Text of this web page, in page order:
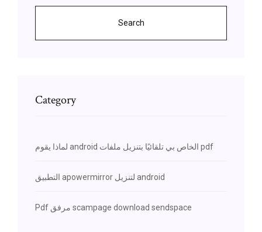
Search
Category
لماذا يقوم android الخاص بي تلقائيًا بتنزيل ملفات pdf
التطبيق apowermirror لتنزيل android
Pdf مرفق scampage download sendspace